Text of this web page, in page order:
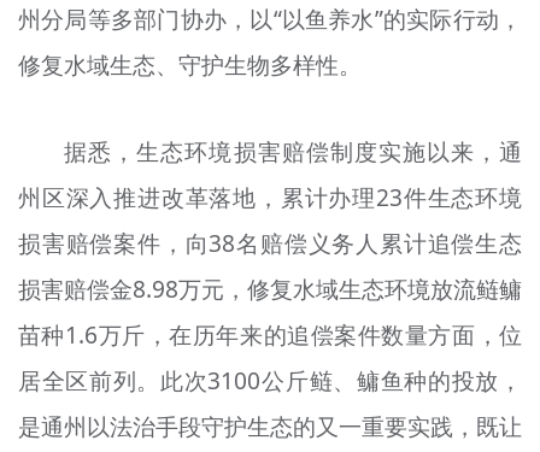
州分局等多部门协办，以“以鱼养水”的实际行动，
修复水域生态、守护生物多样性。
据悉，生态环境损害赔偿制度实施以来，通
州区深入推进改革落地，累计办理23件生态环境
损害赔偿案件，向38名赔偿义务人累计追偿生态
损害赔偿金8.98万元，修复水域生态环境放流鲢鳙
苗种1.6万斤，在历年来的追偿案件数量方面，位
居全区前列。此次3100公斤鲢、鳙鱼种的投放，
是通州以法治手段守护生态的又一重要实践，既让